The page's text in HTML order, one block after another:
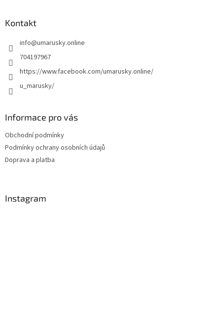
Kontakt
info@umarusky.online
704197967
https://www.facebook.com/umarusky.online/
u_marusky/
Informace pro vás
Obchodní podmínky
Podmínky ochrany osobních údajů
Doprava a platba
Instagram